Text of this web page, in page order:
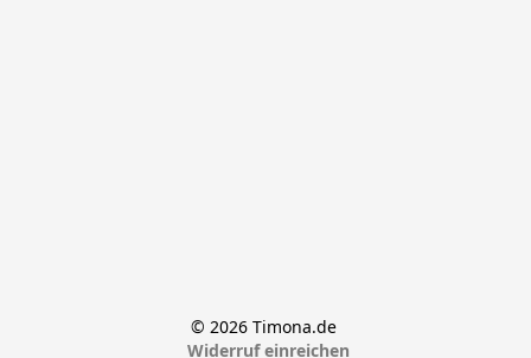
© 2026 Timona.de
Widerruf einreichen